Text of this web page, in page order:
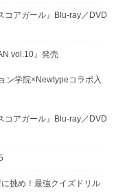
コアガール』Blu-ray／DVD
vol.10』発売
ン学院×Newtypeコラボ入
コアガール』Blu-ray／DVD
に挑め！最強クイズドリル